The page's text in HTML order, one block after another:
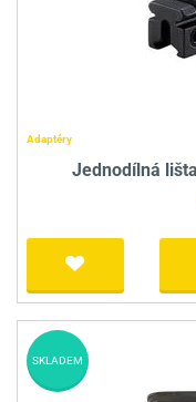
Adaptéry
Jednodílná
SKLADEM